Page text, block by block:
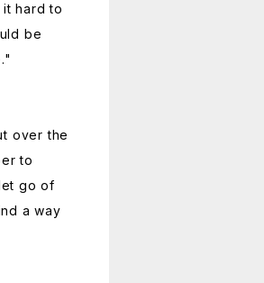
hard to
be
over the
to
go of
a way